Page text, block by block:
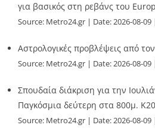
για βασικός στη ρεβάνς του
Source: Metro24.gr Date: 2026-08-09
Αστρολογικές προβλέψεις από
Source: Metro24.gr Date: 2026-08-09
Σπουδαία διάκριση για την
Παγκόσμια δεύτερη στα 800μ. Κ20
Source: Metro24.gr Date: 2026-08-09